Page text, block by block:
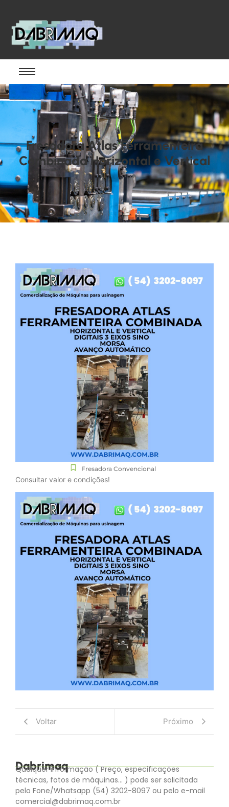
Fresadora Atlas Ferramenteira
Combinada Horizontal e Vertical
Fresadora Convencional
Consultar valor e condições!
Voltar Próximo
Dabrimaq
Qualquer informação ( Preço, especificações
técnicas, fotos de máquinas… ) pode ser solicitada
pelo Fone/Whatsapp (54) 3202-8097 ou pelo e-mail
comercial@dabrimaq.com.br